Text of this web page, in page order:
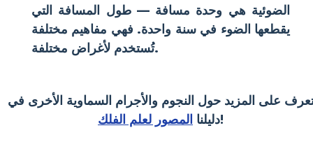
الضوئيةهي وحدة مسافة — طول المسافة التي
يقطعها الضوء في سنة واحدة. فهي مفاهيم مختلفة
تُستخدم لأغراض مختلفة.
على المزيد حول النجوم والأجرام السماوية الأخرى في
دليلنا المصور لعلم الفلك !